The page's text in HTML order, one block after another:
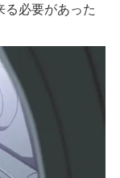
る必要があった